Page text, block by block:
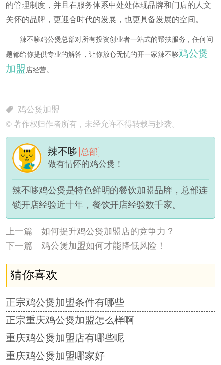
的管理制度，并且在服务体系中处处体现品牌和门店的人文
关怀的品牌，更迎合时代的发展，也更具备发展的空间。
辣不哆鸡公煲总部对所有投资创业者一站式的帮扶服务，任何问
题都给你提供专业的解答，让你放心无忧的开一家辣不哆鸡公煲
加盟 店经营。
鸡公煲加盟
© 著作权归作者所有，未经允许不得转载与抄袭。
辣不哆 总部
做有情怀的鸡公煲！
辣不哆鸡公煲是特色鲜明的餐饮加盟品牌，总部连
锁开店经验近十年，餐饮开店经验数千家。
上一篇：如何提升鸡公煲加盟店的竞争力？
下一篇：鸡公煲加盟如何才能降低风险！
猜你喜欢
正宗鸡公煲加盟条件有哪些
正宗重庆鸡公煲加盟怎么样啊
重庆鸡公煲加盟店有哪些呢
重庆鸡公煲加盟哪家好